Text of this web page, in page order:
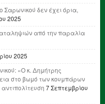
δεν έχει όρια,
2025
από την παραλία
2025
«Ο κ. Δημήτρης
στο βωμό των κουμπάρων
7 Σεπτεμβρίου